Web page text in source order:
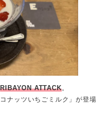
RIBAYON ATTACK。
ナッツいちごミルク」が登場